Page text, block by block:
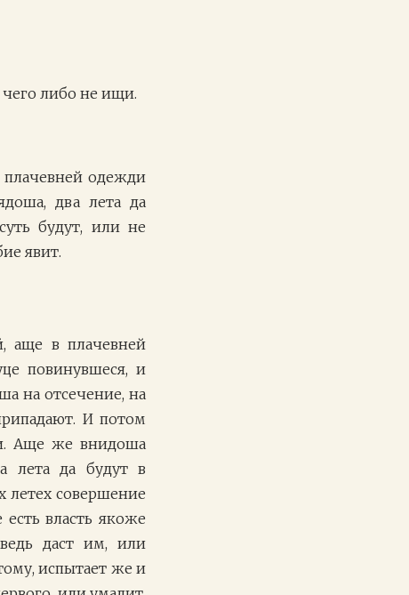
либо не ищи.
одежди
два лета да
будут, или не
явит.
аще в плачевней
повинувшеся, и
на отсечение, на
И потом
Аще же внидоша
лета да будут в
летех совершение
власть якоже
даст им, или
испытает же и